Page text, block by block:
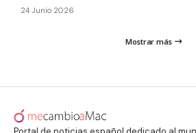
24 Junio 2026
Mostrar más